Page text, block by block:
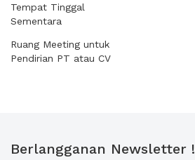
Tempat Tinggal
Sementara
Ruang Meeting untuk
Pendirian PT atau CV
Berlangganan Newsletter !